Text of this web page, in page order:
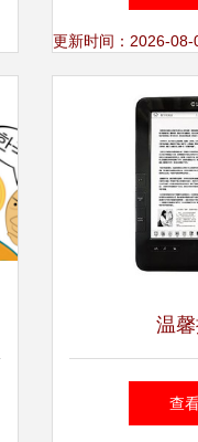
更新时间：2026-
温
查